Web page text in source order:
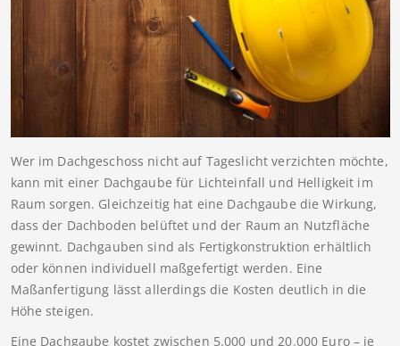
Wer im Dachgeschoss nicht auf Tageslicht verzichten möchte,
kann mit einer Dachgaube für Lichteinfall und Helligkeit im
Raum sorgen. Gleichzeitig hat eine Dachgaube die Wirkung,
dass der Dachboden belüftet und der Raum an Nutzfläche
gewinnt. Dachgauben sind als Fertigkonstruktion erhältlich
oder können individuell maßgefertigt werden. Eine
Maßanfertigung lässt allerdings die Kosten deutlich in die
Höhe steigen.
Eine Dachgaube kostet zwischen 5.000 und 20.000 Euro – je